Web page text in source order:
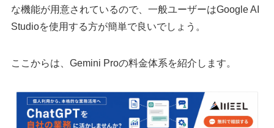
な機能が用意されているので、一般ユーザーはGoogle AI
Studioを使用する方が簡単で良いでしょう。
ここからは、Gemini Proの料金体系を紹介します。